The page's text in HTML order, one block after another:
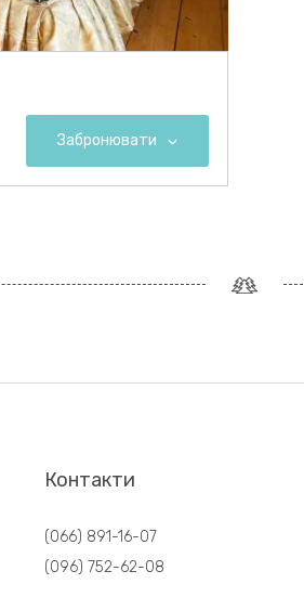
Забронювати
Контакти
(066) 891-16-07
(096) 752-62-08